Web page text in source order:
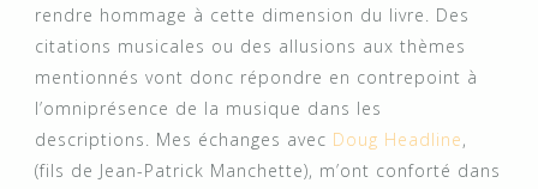
rendre hommage à cette dimension du livre. Des
citations musicales ou des allusions aux thèmes
mentionnés vont donc répondre en contrepoint à
l’omniprésence de la musique dans les
descriptions. Mes échanges avec Doug Headline,
(fils de Jean-Patrick Manchette), m’ont conforté dans